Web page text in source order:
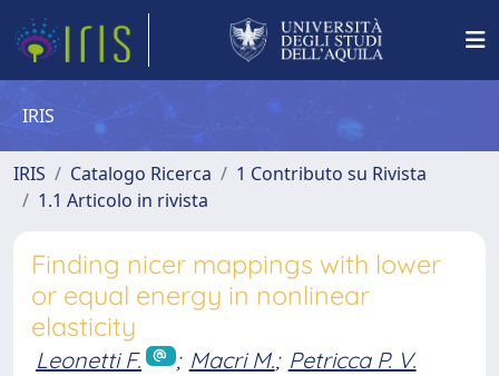
IRIS
IRIS Catalogo Ricerca
1 Contributo su Rivista
1.1 Articolo in rivista
Finding nicer mappings with lower
or equal energy in nonlinear
elasticity
Leonetti F. ; Macri M.; Petricca P. V.